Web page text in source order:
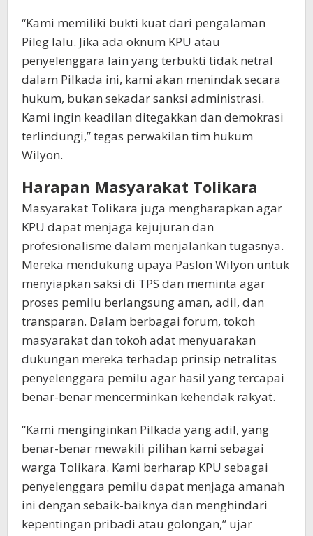
“Kami memiliki bukti kuat dari pengalaman
Pileg lalu. Jika ada oknum KPU atau
penyelenggara lain yang terbukti tidak netral
dalam Pilkada ini, kami akan menindak secara
hukum, bukan sekadar sanksi administrasi.
Kami ingin keadilan ditegakkan dan demokrasi
terlindungi,” tegas perwakilan tim hukum
Wilyon.
Harapan Masyarakat Tolikara
Masyarakat Tolikara juga mengharapkan agar
KPU dapat menjaga kejujuran dan
profesionalisme dalam menjalankan tugasnya.
Mereka mendukung upaya Paslon Wilyon untuk
menyiapkan saksi di TPS dan meminta agar
proses pemilu berlangsung aman, adil, dan
transparan. Dalam berbagai forum, tokoh
masyarakat dan tokoh adat menyuarakan
dukungan mereka terhadap prinsip netralitas
penyelenggara pemilu agar hasil yang tercapai
benar-benar mencerminkan kehendak rakyat.
“Kami menginginkan Pilkada yang adil, yang
benar-benar mewakili pilihan kami sebagai
warga Tolikara. Kami berharap KPU sebagai
penyelenggara pemilu dapat menjaga amanah
ini dengan sebaik-baiknya dan menghindari
kepentingan pribadi atau golongan,” ujar